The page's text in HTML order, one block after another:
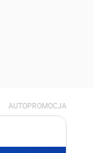
AUTOPROMOCJA